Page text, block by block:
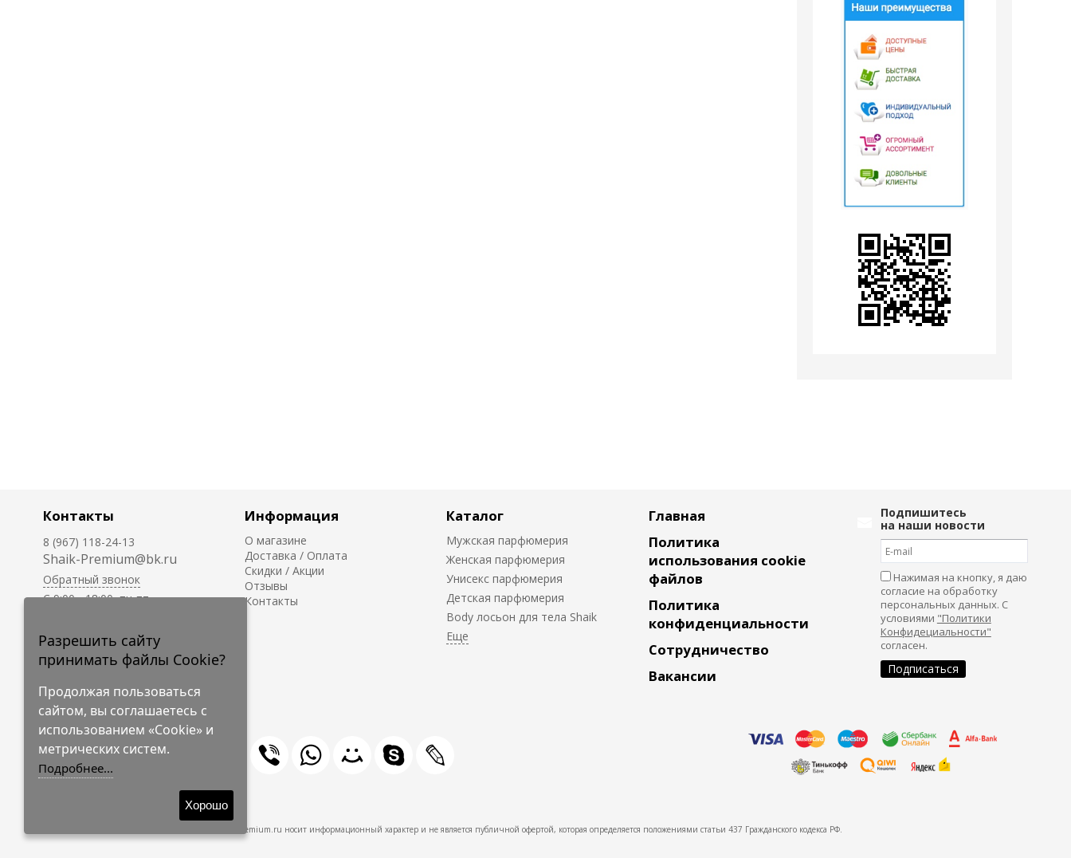
Контакты
8 (967) 118-24-13
Shaik-Premium@bk.ru
Обратный звонок
C 9:00 - 18:00, пн-пт
круглосуточно.
Информация
О магазине
Доставка / Оплата
Скидки / Акции
Отзывы
Контакты
Каталог
Мужская парфюмерия
Женская парфюмерия
Унисекс парфюмерия
Детская парфюмерия
Body лосьон для тела Shaik
Главная
Политика
использования cookie
файлов
Политика
конфиденциальности
Сотрудничество
Вакансии
Подпишитесь
на наши новости
Нажимая на кнопку, я даю
согласие на обработку
персональных данных. С
условиями "Политики
Конфидециальности"
согласен.
© 2009-2026 Shaik-Premium
Shaik-Premium.ru носит информационный характер и не является публичной офертой, которая определяется положениями статьи 437 Гражданского кодекса РФ.
Разрешить сайту
принимать файлы Cookie?
Продолжая пользоваться
сайтом, вы соглашаетесь с
использованием «Cookie» и
метрических систем.
Подробнее...
Хорошо